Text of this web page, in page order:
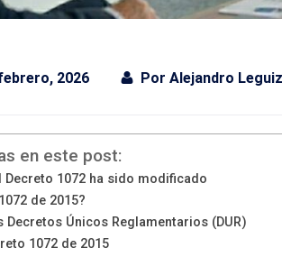
2026 Por Alejandro
en este post:
1072 ha sido modificado
de 2015?
Únicos Reglamentarios (DUR)
1072 de 2015